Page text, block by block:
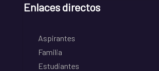
Enlaces directos
Aspirantes
Familia
Estudiantes